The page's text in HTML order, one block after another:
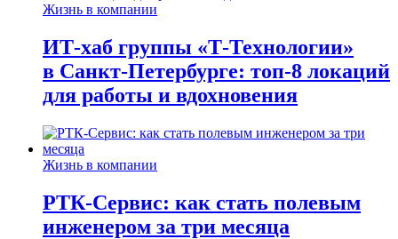
Жизнь в компании
ИТ-хаб группы «Т-Технологии»
в Санкт-Петербурге: топ-8 локаций
для работы и вдохновения
Жизнь в компании
РТК-Сервис: как стать полевым
инженером за три месяца